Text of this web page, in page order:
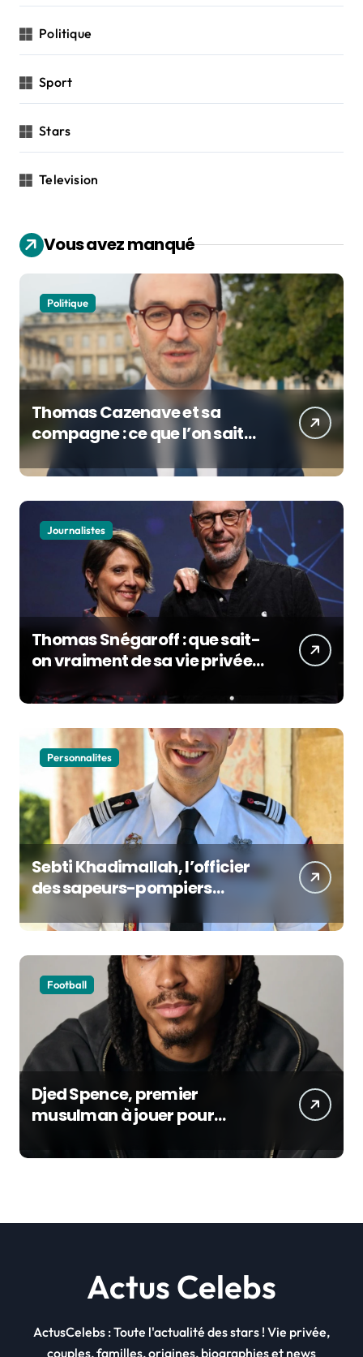
Politique
Sport
Stars
Television
Vous avez manqué
Politique
Thomas Cazenave et sa
compagne : ce que l’on sait
de la vie privée du maire de
Bordeaux
Journalistes
Thomas Snégaroff : que sait-
on vraiment de sa vie privée
Culture
Personnalites
Sebti Khadimallah, l’officier
des sapeurs-pompiers
devenu porte-voix de la
sécurité civile française
Football
Djed Spence, premier
musulman à jouer pour
parcours au Mondial 2026
Actus Celebs
ActusCelebs : Toute l'actualité des stars ! Vie privée,
couples, familles, origines, biographies et news